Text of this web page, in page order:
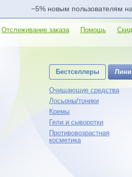
−5% новым пользователям
Отслеживание заказа Помощь
Бестселлеры
Очищающие средства
Лосьоны/тоники
Кремы
Гели и сыворотки
Противовозрастная
косметика